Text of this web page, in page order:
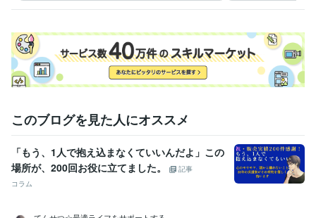
このブログを見た人にオススメ
「もう、1人で抱え込まなくていいんだよ」この
場所が、200回お役に立てました。
記事
コラム